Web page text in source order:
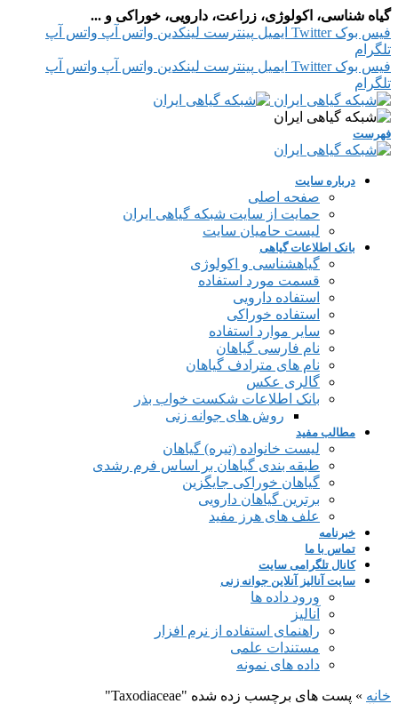
گیاه شناسی، اکولوژی، زراعت، دارویی، خوراکی و ...
فیس بوک Twitter ایمیل پینترست لینکدین واتس آپ واتس آپ
تلگرام
فیس بوک Twitter ایمیل پینترست لینکدین واتس آپ واتس آپ
تلگرام
فهرست
درباره سایت
صفحه اصلی
حمایت از سایت شبکه گیاهی ایران
لیست حامیان سایت
بانک اطلاعات گیاهی
گیاهشناسی و اکولوژی
قسمت مورد استفاده
استفاده دارویی
استفاده خوراکی
سایر موارد استفاده
نام فارسی گیاهان
نام های مترادف گیاهان
گالری عکس
بانک اطلاعات شکست خواب بذر
روش های جوانه زنی
مطالب مفید
لیست خانواده (تیره) گیاهان
طبقه بندی گیاهان بر اساس فرم رشدی
گیاهان خوراکی جایگزین
برترین گیاهان دارویی
علف های هرز مفید
خبرنامه
تماس با ما
کانال تلگرامی سایت
سایت آنالیز آنلاین جوانه زنی
ورود داده ها
آنالیز
راهنمای استفاده از نرم افزار
مستندات علمی
داده های نمونه
خانه » پست های برچسب زده شده "Taxodiaceae"